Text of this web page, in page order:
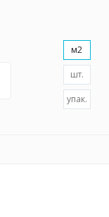
м2
шт.
упак.